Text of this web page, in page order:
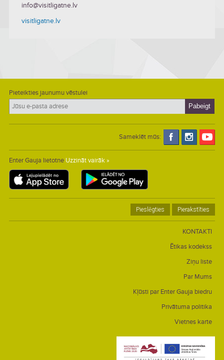
info@visitligatne.lv
visitligatne.lv
Pieteikties jaunumu vēstulei
Sameklēt mūs:
Enter Gauja lietotne Uzzināt vairāk »
Pieslēgties Pierakstīties
KONTAKTI
Ētikas kodekss
Ziņu liste
Par Mums
Kļūsti par Enter Gauja biedru
Privātuma politika
Vietnes karte